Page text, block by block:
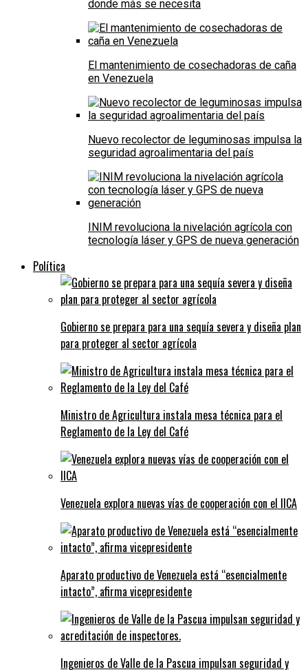
donde más se necesita
El mantenimiento de cosechadoras de caña
en Venezuela
Nuevo recolector de leguminosas impulsa la
seguridad agroalimentaria del país
INIM revoluciona la nivelación agrícola con
tecnología láser y GPS de nueva generación
Política
Gobierno se prepara para una sequía severa y diseña plan
para proteger al sector agrícola
Ministro de Agricultura instala mesa técnica para el
Reglamento de la Ley del Café
Venezuela explora nuevas vías de cooperación con el IICA
Aparato productivo de Venezuela está “esencialmente
intacto”, afirma vicepresidente
Ingenieros de Valle de la Pascua impulsan seguridad y